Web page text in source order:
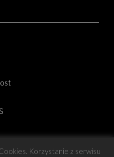
Korzystanie z serwisu